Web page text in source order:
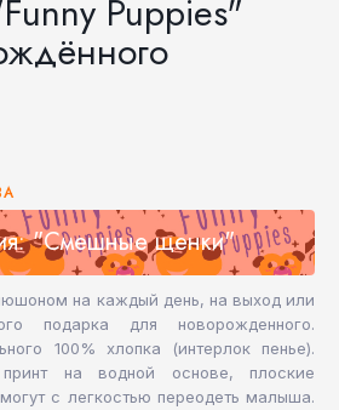
Puppies"
"Смешные щенки"
на каждый день, на выход или
подарка для новорожденного.
100% хлопка (интерлок пенье).
на водной основе, плоские
с легкостью переодеть малыша.